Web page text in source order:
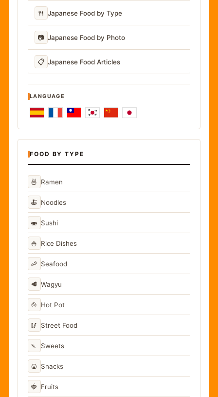
🍴 Japanese Food by Type
📷 Japanese Food by Photo
📋 Japanese Food Articles
LANGUAGE
FOOD BY TYPE
🍜 Ramen
🍝 Noodles
🍣 Sushi
🍚 Rice Dishes
🦐 Seafood
🥩 Wagyu
🍲 Hot Pot
🥢 Street Food
🍡 Sweets
🍘 Snacks
🍓 Fruits